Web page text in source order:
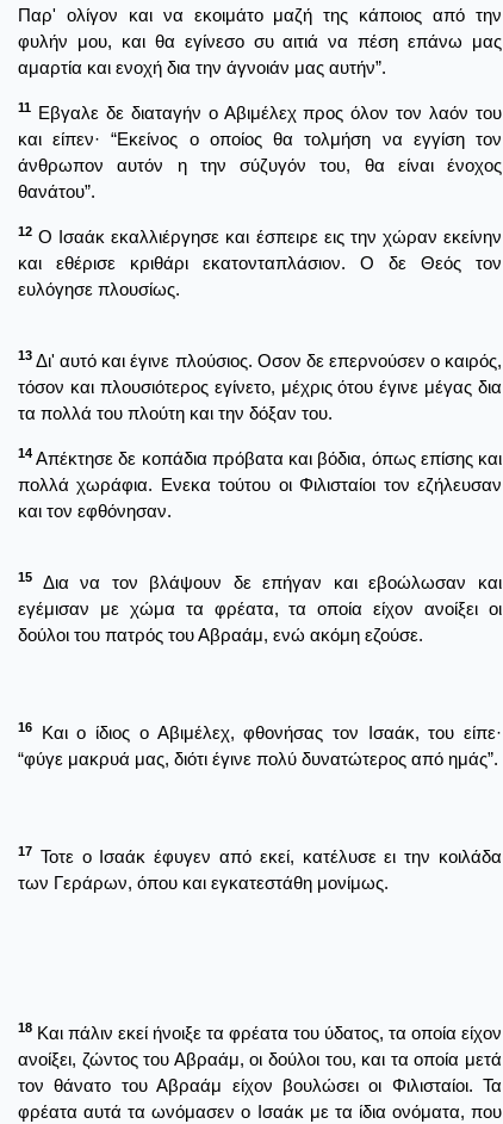
Παρ' ολίγον και να εκοιμάτο μαζή της κάποιος από την
φυλήν μου, και θα εγίνεσο συ αιτιά να πέση επάνω μας
αμαρτία και ενοχή δια την άγνοιάν μας αυτήν”.
11 Εβγαλε δε διαταγήν ο Αβιμέλεχ προς όλον τον λαόν του
και είπεν· “Εκείνος ο οποίος θα τολμήση να εγγίση τον
άνθρωπον αυτόν η την σύζυγόν του, θα είναι ένοχος
θανάτου”.
12 Ο Ισαάκ εκαλλιέργησε και έσπειρε εις την χώραν εκείνην
και εθέρισε κριθάρι εκατονταπλάσιον. Ο δε Θεός τον
ευλόγησε πλουσίως.
13 Δι' αυτό και έγινε πλούσιος. Οσον δε επερνούσεν ο καιρός,
τόσον και πλουσιότερος εγίνετο, μέχρις ότου έγινε μέγας δια
τα πολλά του πλούτη και την δόξαν του.
14 Απέκτησε δε κοπάδια πρόβατα και βόδια, όπως επίσης και
πολλά χωράφια. Ενεκα τούτου οι Φιλισταίοι τον εζήλευσαν
και τον εφθόνησαν.
15
Δια να τον βλάψουν δε επήγαν και εβοώλωσαν και
εγέμισαν με χώμα τα φρέατα, τα οποία είχον ανοίξει οι
δούλοι του πατρός του Αβραάμ, ενώ ακόμη εζούσε.
16
Και ο ίδιος ο Αβιμέλεχ, φθονήσας τον Ισαάκ, του είπε·
“φύγε μακρυά μας, διότι έγινε πολύ δυνατώτερος από ημάς”.
17 Τοτε ο Ισαάκ έφυγεν από εκεί, κατέλυσε ει την κοιλάδα
των Γεράρων, όπου και εγκατεστάθη μονίμως.
18 Και πάλιν εκεί ήνοιξε τα φρέατα του ύδατος, τα οποία είχον
ανοίξει, ζώντος του Αβραάμ, οι δούλοι του, και τα οποία μετά
τον θάνατο του Αβραάμ είχον βουλώσει οι Φιλισταίοι. Τα
φρέατα αυτά τα ωνόμασεν ο Ισαάκ με τα ίδια ονόματα, που